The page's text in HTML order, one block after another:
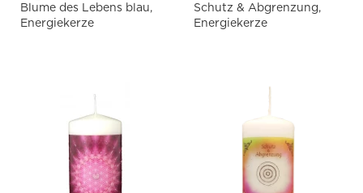
Blume des Lebens blau,
Energiekerze
Schutz & Abgrenzung,
Energiekerze